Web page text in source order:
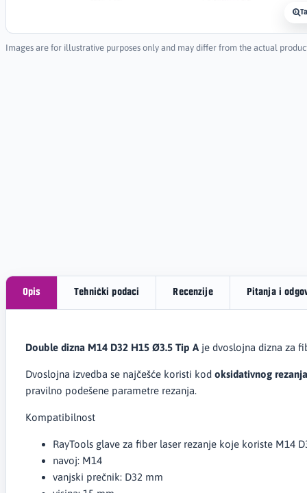
Images are for illustrative purposes only and may differ from the actual
Opis Tehnički podaci Recenzije Pitanja i
Double dizna M14 D32 H15 Ø3.5 Tip Aje dvoslojna dizna za
Dvoslojna izvedba se najčešće koristi kod oksidativnog rezanja
pravilno podešene parametre rezanja.
Kompatibilnost
RayTools glave za fiber laser rezanje koje koriste M14
navoj: M14
vanjski prečnik: D32 mm